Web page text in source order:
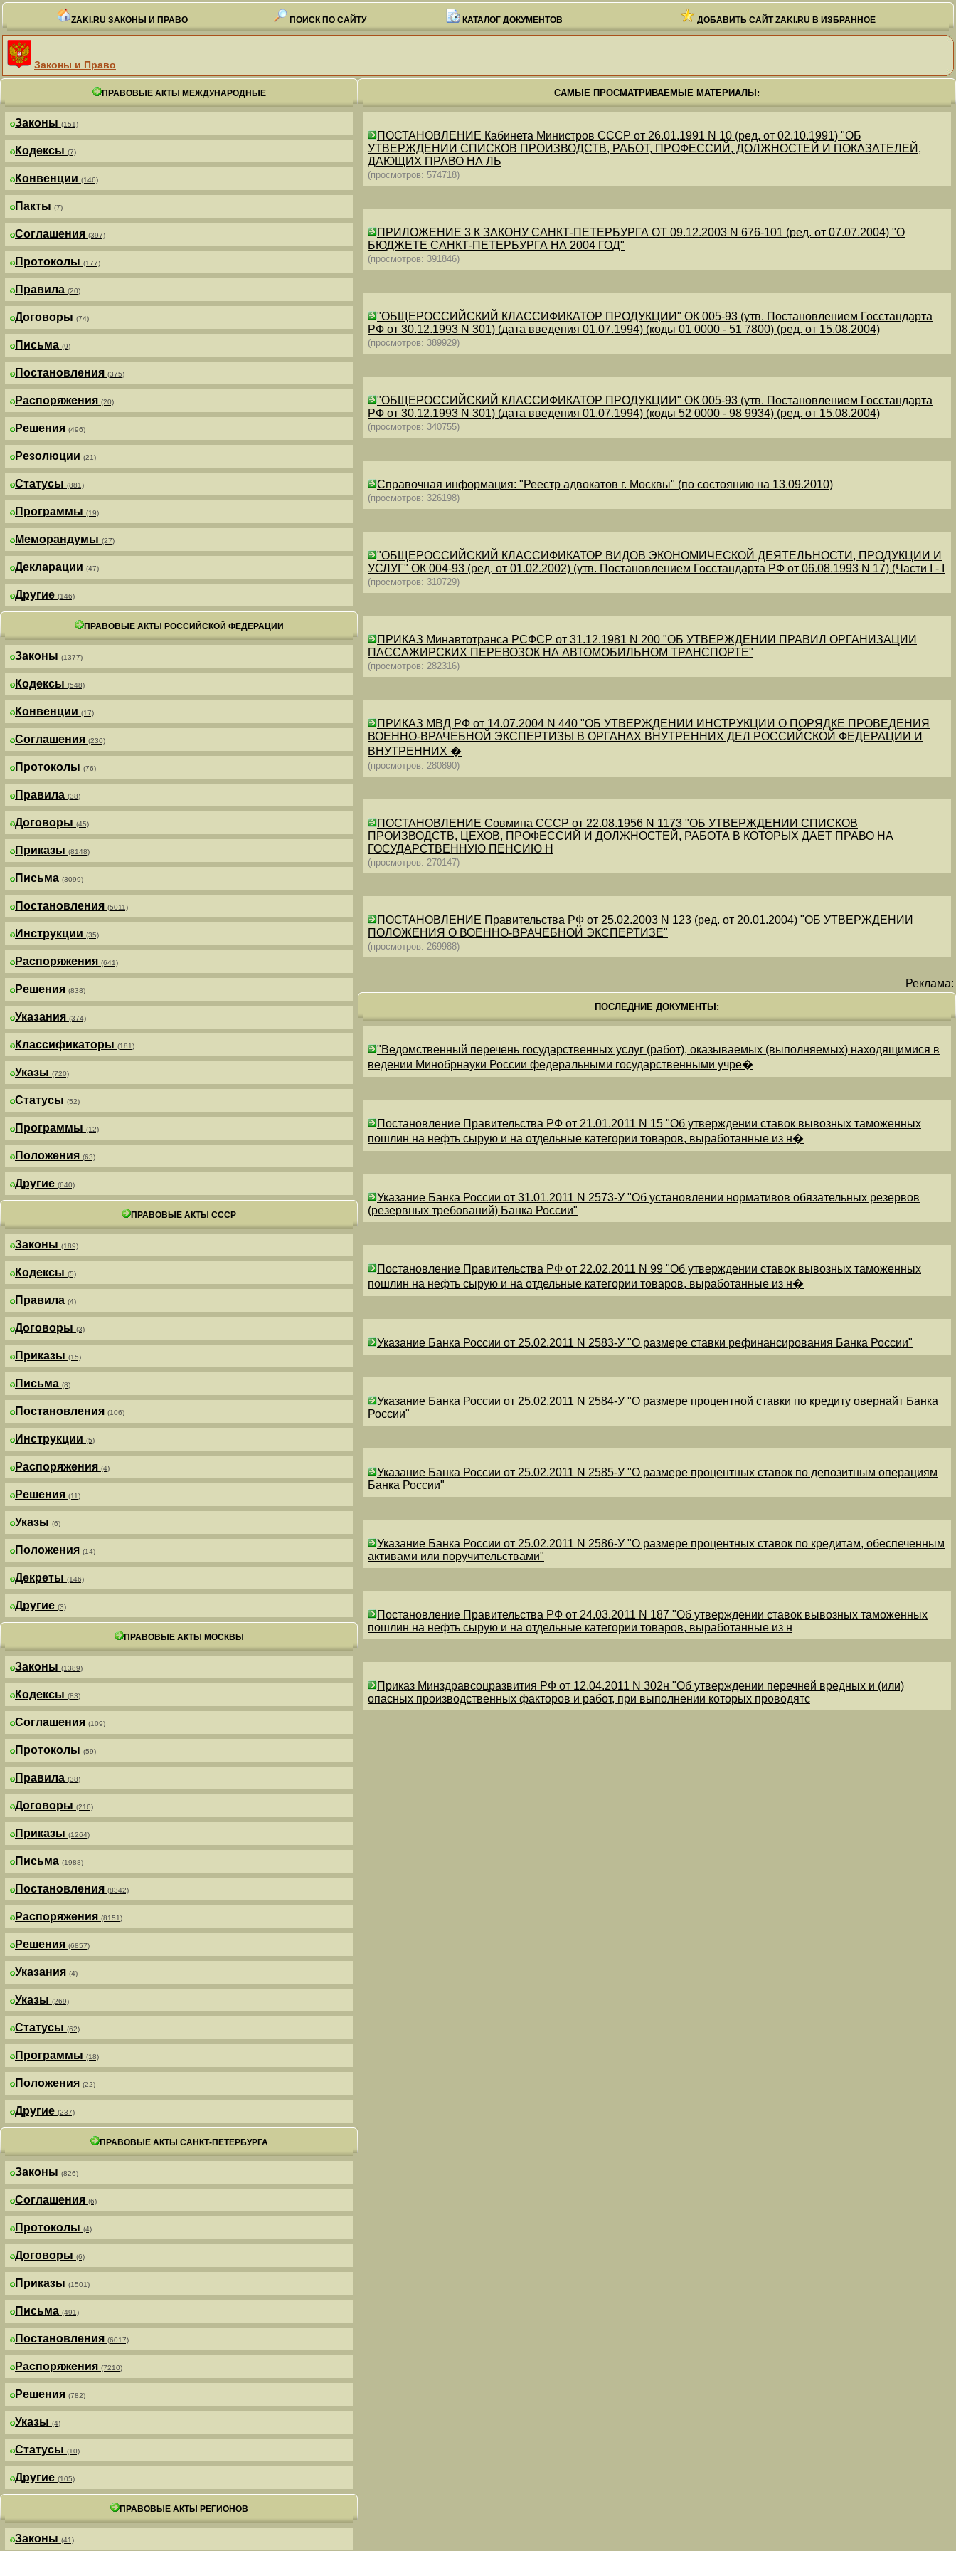
ZAKI.RU ЗАКОНЫ И ПРАВО ПОИСК ПО САЙТУ КАТАЛОГ ДОКУМЕНТОВ ДОБАВИТЬ САЙТ ZAKI.RU В ИЗБРАННОЕ
Законы и Право
ПРАВОВЫЕ АКТЫ МЕЖДУНАРОДНЫЕ
Законы (151)
Кодексы (7)
Конвенции (146)
Пакты (7)
Соглашения (397)
Протоколы (177)
Правила (20)
Договоры (74)
Письма (9)
Постановления (375)
Распоряжения (20)
Решения (496)
Резолюции (21)
Статусы (881)
Программы (19)
Меморандумы (27)
Декларации (47)
Другие (146)
ПРАВОВЫЕ АКТЫ РОССИЙСКОЙ ФЕДЕРАЦИИ
Законы (1377)
Кодексы (548)
Конвенции (17)
Соглашения (230)
Протоколы (76)
Правила (38)
Договоры (45)
Приказы (8148)
Письма (3099)
Постановления (5011)
Инструкции (35)
Распоряжения (641)
Решения (838)
Указания (374)
Классификаторы (181)
Указы (720)
Статусы (52)
Программы (12)
Положения (63)
Другие (640)
ПРАВОВЫЕ АКТЫ СССР
Законы (189)
Кодексы (5)
Правила (4)
Договоры (3)
Приказы (15)
Письма (8)
Постановления (106)
Инструкции (5)
Распоряжения (4)
Решения (11)
Указы (6)
Положения (14)
Декреты (146)
Другие (3)
ПРАВОВЫЕ АКТЫ МОСКВЫ
Законы (1389)
Кодексы (83)
Соглашения (109)
Протоколы (59)
Правила (38)
Договоры (216)
Приказы (1264)
Письма (1988)
Постановления (8342)
Распоряжения (8151)
Решения (6857)
Указания (4)
Указы (269)
Статусы (62)
Программы (18)
Положения (22)
Другие (237)
ПРАВОВЫЕ АКТЫ САНКТ-ПЕТЕРБУРГА
Законы (826)
Соглашения (6)
Протоколы (4)
Договоры (6)
Приказы (1501)
Письма (491)
Постановления (6017)
Распоряжения (7210)
Решения (782)
Указы (4)
Статусы (10)
Другие (105)
ПРАВОВЫЕ АКТЫ РЕГИОНОВ
Законы (41)
САМЫЕ ПРОСМАТРИВАЕМЫЕ МАТЕРИАЛЫ:
ПОСТАНОВЛЕНИЕ Кабинета Министров СССР от 26.01.1991 N 10 (ред. от 02.10.1991) "ОБ
УТВЕРЖДЕНИИ СПИСКОВ ПРОИЗВОДСТВ, РАБОТ, ПРОФЕССИЙ, ДОЛЖНОСТЕЙ И ПОКАЗАТЕЛЕЙ,
ДАЮЩИХ ПРАВО НА ЛЬ
(просмотров: 574718)
ПРИЛОЖЕНИЕ 3 К ЗАКОНУ САНКТ-ПЕТЕРБУРГА ОТ 09.12.2003 N 676-101 (ред. от 07.07.2004) "О
БЮДЖЕТЕ САНКТ-ПЕТЕРБУРГА НА 2004 ГОД"
(просмотров: 391846)
"ОБЩЕРОССИЙСКИЙ КЛАССИФИКАТОР ПРОДУКЦИИ" ОК 005-93 (утв. Постановлением Госстандарта
РФ от 30.12.1993 N 301) (дата введения 01.07.1994) (коды 01 0000 - 51 7800) (ред. от 15.08.2004)
(просмотров: 389929)
"ОБЩЕРОССИЙСКИЙ КЛАССИФИКАТОР ПРОДУКЦИИ" ОК 005-93 (утв. Постановлением Госстандарта
РФ от 30.12.1993 N 301) (дата введения 01.07.1994) (коды 52 0000 - 98 9934) (ред. от 15.08.2004)
(просмотров: 340755)
Справочная информация: "Реестр адвокатов г. Москвы" (по состоянию на 13.09.2010)
(просмотров: 326198)
"ОБЩЕРОССИЙСКИЙ КЛАССИФИКАТОР ВИДОВ ЭКОНОМИЧЕСКОЙ ДЕЯТЕЛЬНОСТИ, ПРОДУКЦИИ И
УСЛУГ" ОК 004-93 (ред. от 01.02.2002) (утв. Постановлением Госстандарта РФ от 06.08.1993 N 17) (Части I - I
(просмотров: 310729)
ПРИКАЗ Минавтотранса РСФСР от 31.12.1981 N 200 "ОБ УТВЕРЖДЕНИИ ПРАВИЛ ОРГАНИЗАЦИИ
ПАССАЖИРСКИХ ПЕРЕВОЗОК НА АВТОМОБИЛЬНОМ ТРАНСПОРТЕ"
(просмотров: 282316)
ПРИКАЗ МВД РФ от 14.07.2004 N 440 "ОБ УТВЕРЖДЕНИИ ИНСТРУКЦИИ О ПОРЯДКЕ ПРОВЕДЕНИЯ
ВОЕННО-ВРАЧЕБНОЙ ЭКСПЕРТИЗЫ В ОРГАНАХ ВНУТРЕННИХ ДЕЛ РОССИЙСКОЙ ФЕДЕРАЦИИ И
ВНУТРЕННИХ �
(просмотров: 280890)
ПОСТАНОВЛЕНИЕ Совмина СССР от 22.08.1956 N 1173 "ОБ УТВЕРЖДЕНИИ СПИСКОВ
ПРОИЗВОДСТВ, ЦЕХОВ, ПРОФЕССИЙ И ДОЛЖНОСТЕЙ, РАБОТА В КОТОРЫХ ДАЕТ ПРАВО НА
ГОСУДАРСТВЕННУЮ ПЕНСИЮ Н
(просмотров: 270147)
ПОСТАНОВЛЕНИЕ Правительства РФ от 25.02.2003 N 123 (ред. от 20.01.2004) "ОБ УТВЕРЖДЕНИИ
ПОЛОЖЕНИЯ О ВОЕННО-ВРАЧЕБНОЙ ЭКСПЕРТИЗЕ"
(просмотров: 269988)
Реклама:
ПОСЛЕДНИЕ ДОКУМЕНТЫ:
"Ведомственный перечень государственных услуг (работ), оказываемых (выполняемых) находящимися в
ведении Минобрнауки России федеральными государственными учре�
Постановление Правительства РФ от 21.01.2011 N 15 "Об утверждении ставок вывозных таможенных
пошлин на нефть сырую и на отдельные категории товаров, выработанные из н�
Указание Банка России от 31.01.2011 N 2573-У "Об установлении нормативов обязательных резервов
(резервных требований) Банка России"
Постановление Правительства РФ от 22.02.2011 N 99 "Об утверждении ставок вывозных таможенных
пошлин на нефть сырую и на отдельные категории товаров, выработанные из н�
Указание Банка России от 25.02.2011 N 2583-У "О размере ставки рефинансирования Банка России"
Указание Банка России от 25.02.2011 N 2584-У "О размере процентной ставки по кредиту овернайт Банка
России"
Указание Банка России от 25.02.2011 N 2585-У "О размере процентных ставок по депозитным операциям
Банка России"
Указание Банка России от 25.02.2011 N 2586-У "О размере процентных ставок по кредитам, обеспеченным
активами или поручительствами"
Постановление Правительства РФ от 24.03.2011 N 187 "Об утверждении ставок вывозных таможенных
пошлин на нефть сырую и на отдельные категории товаров, выработанные из н
Приказ Минздравсоцразвития РФ от 12.04.2011 N 302н "Об утверждении перечней вредных и (или)
опасных производственных факторов и работ, при выполнении которых проводятс